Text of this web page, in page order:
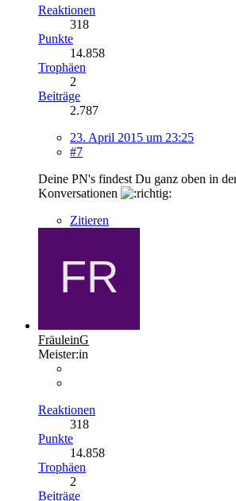
Reaktionen
318
Punkte
14.858
Trophäen
2
Beiträge
2.787
23. April 2015 um 23:25
#7
Deine PN's findest Du ganz oben in
Konversationen
Zitieren
FräuleinG
Meister:in
Reaktionen
318
Punkte
14.858
Trophäen
2
Beiträge